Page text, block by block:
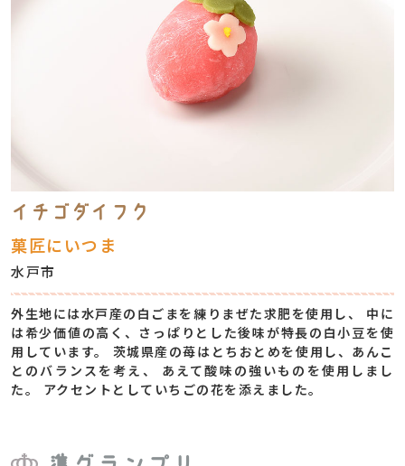
イチゴダイフク
菓匠にいつま
水戸市
外生地には水戸産の白ごまを練りまぜた求肥を使用し、 中に
は希少価値の高く、さっぱりとした後味が特長の白小豆を使
用しています。 茨城県産の苺はとちおとめを使用し、あんこ
とのバランスを考え、 あえて酸味の強いものを使用しまし
た。 アクセントとしていちごの花を添えました。